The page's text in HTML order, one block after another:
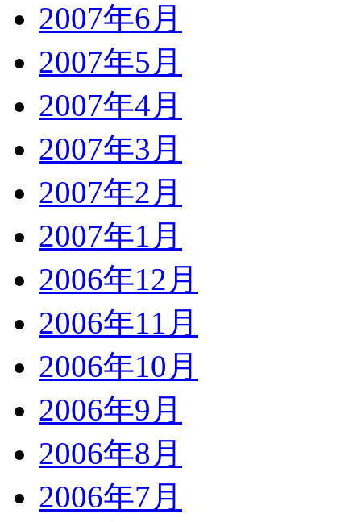
2007年6月
2007年5月
2007年4月
2007年3月
2007年2月
2007年1月
2006年12月
2006年11月
2006年10月
2006年9月
2006年8月
2006年7月